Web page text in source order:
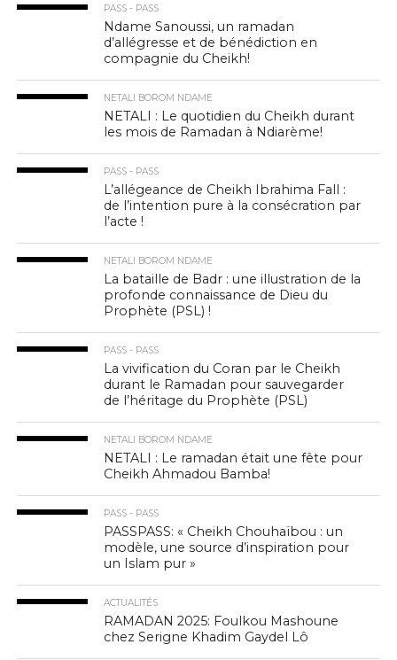
PASS - PASS
Ndame Sanoussi, un ramadan
d’allégresse et de bénédiction en
compagnie du Cheikh!
NETALI BOROM NDAME
NETALI : Le quotidien du Cheikh durant
les mois de Ramadan à Ndiarème!
PASS - PASS
L’allégeance de Cheikh Ibrahima Fall :
de l’intention pure à la consécration par
l’acte !
NETALI BOROM NDAME
La bataille de Badr : une illustration de la
profonde connaissance de Dieu du
Prophète (PSL) !
PASS - PASS
La vivification du Coran par le Cheikh
durant le Ramadan pour sauvegarder
de l’héritage du Prophète (PSL)
NETALI BOROM NDAME
NETALI : Le ramadan était une fête pour
Cheikh Ahmadou Bamba!
PASS - PASS
PASSPASS: « Cheikh Chouhaïbou : un
modèle, une source d’inspiration pour
un Islam pur »
ACTUALITÉS
RAMADAN 2025: Foulkou Mashoune
chez Serigne Khadim Gaydel Lô